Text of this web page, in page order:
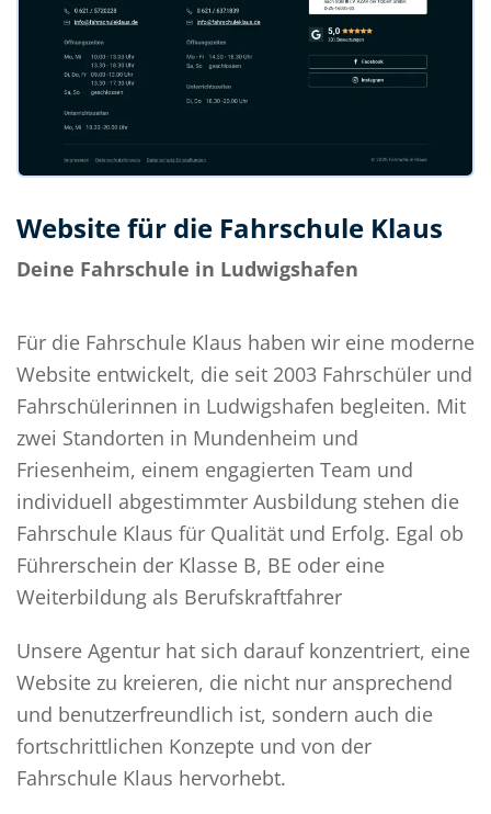
Website für die Fahrschule Klaus
Deine Fahrschule in Ludwigshafen
Für die Fahrschule Klaus haben wir eine moderne
Website entwickelt, die seit 2003 Fahrschüler und
Fahrschülerinnen in Ludwigshafen begleiten. Mit
zwei Standorten in Mundenheim und
Friesenheim, einem engagierten Team und
individuell abgestimmter Ausbildung stehen die
Fahrschule Klaus für Qualität und Erfolg. Egal ob
Führerschein der Klasse B, BE oder eine
Weiterbildung als Berufskraftfahrer
Unsere Agentur hat sich darauf konzentriert, eine
Website zu kreieren, die nicht nur ansprechend
und benutzerfreundlich ist, sondern auch die
fortschrittlichen Konzepte und von der
Fahrschule Klaus hervorhebt.